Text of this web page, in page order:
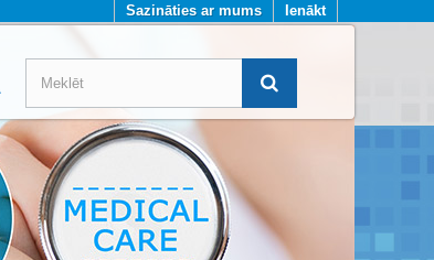
Ienākt
Sazināties ar mums